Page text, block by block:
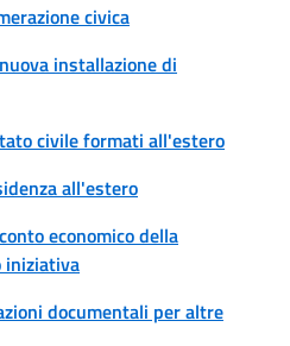
civica
installazione di
civile formati all'estero
all'estero
economico della
iniziativa
documentali per altre